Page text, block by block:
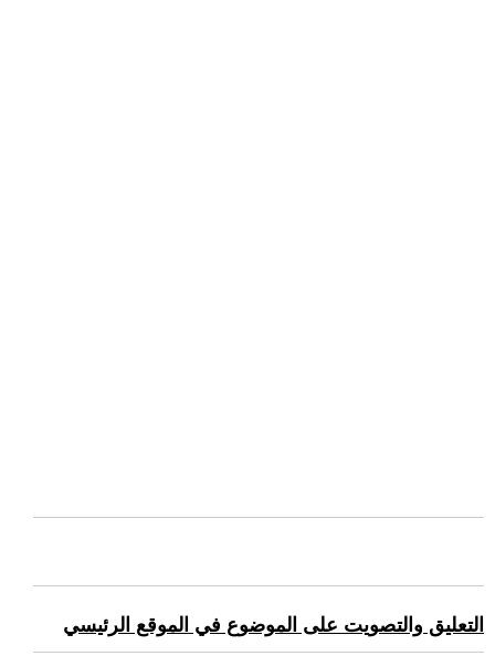
التعليق والتصويت على الموضوع في الموقع الرئيسي